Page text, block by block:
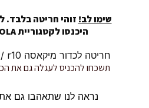
שימו לב! זוהי חריטה בלבד.
היכנסו לקטגוריית BOLA או
חריטה לכדור מיקאסה MIKASA / r10 שלך.
תשכחו להכניס לעגלה גם את
נראה לנו שתאהבו גם